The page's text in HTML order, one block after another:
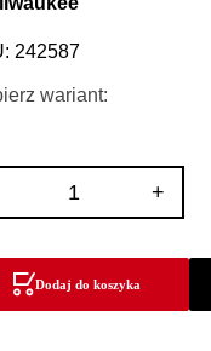
242587
wariant:
+
Dodaj do koszyka